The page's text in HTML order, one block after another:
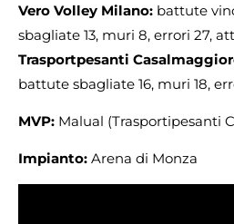
Vero Volley Milano: battute
sbagliate 13, muri 8, errori 27,
Trasportpesanti
battute sbagliate 16, muri 18,
MVP: Malual (Trasportipesanti
Impianto: Arena di Monza